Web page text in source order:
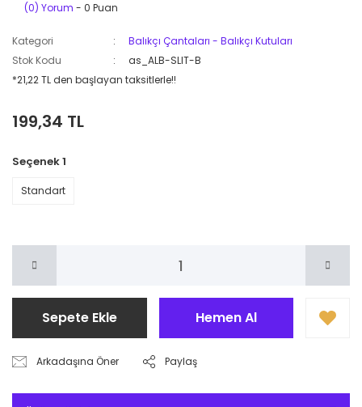
(0) Yorum - 0 Puan
Kategori
Balıkçı Çantaları - Balıkçı Kutuları
Stok Kodu
as_ALB-SLIT-B
*21,22 TL den başlayan taksitlerle!!
199,34 TL
Seçenek 1
Standart
Sepete Ekle Hemen Al
Arkadaşına Öner Paylaş